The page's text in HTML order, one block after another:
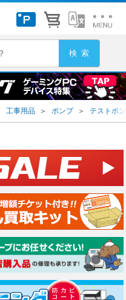
工事用品 ＞ ポンプ ＞ テストポ